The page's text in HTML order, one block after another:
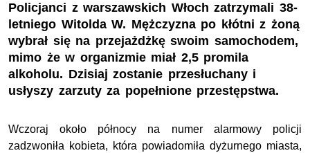
Policjanci z warszawskich Włoch zatrzymali 38-
letniego Witolda W. Mężczyzna po kłótni z żoną
wybrał się na przejażdżkę swoim samochodem,
mimo że w organizmie miał 2,5 promila
alkoholu. Dzisiaj zostanie przesłuchany i
usłyszy zarzuty za popełnione przestępstwa.
Wczoraj około północy na numer alarmowy policji
zadzwoniła kobieta, która powiadomiła dyżurnego miasta,